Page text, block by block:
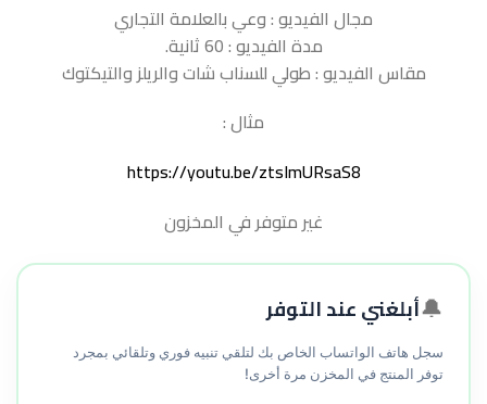
مجال الفيديو : وعي بالعلامة التجاري
مدة الفيديو : 60 ثانية.
مقاس الفيديو : طولي للسناب شات والريلز والتيكتوك
مثال :
https://youtu.be/ztsImURsaS8
غير متوفر في المخزون
🔔أبلغني عند التوفر
سجل هاتف الواتساب الخاص بك لتلقي تنبيه فوري وتلقائي بمجرد
توفر المنتج في المخزن مرة أخرى!